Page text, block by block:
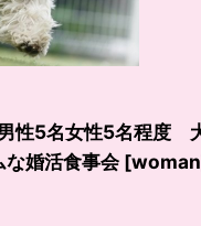
5名女性5名程度
な婚活食事会 [woman